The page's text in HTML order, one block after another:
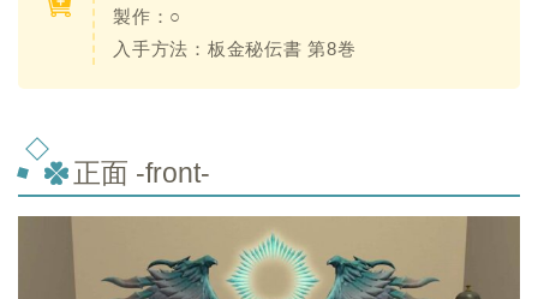
製作：○
入手方法：板金秘伝書 第8巻
正面 -front-